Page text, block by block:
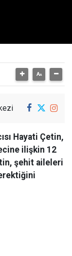
Hayati Çetin,
ilişkin 12
şehit aileleri